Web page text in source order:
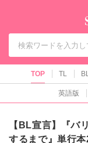
TOP TL
英語版
【BL宣言】『バ
するまで』単行本